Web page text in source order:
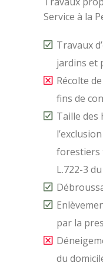
Service à la
Travaux
jardins et
Récolte
fins de
Taille des
forestiers
L.722-3
par la
du